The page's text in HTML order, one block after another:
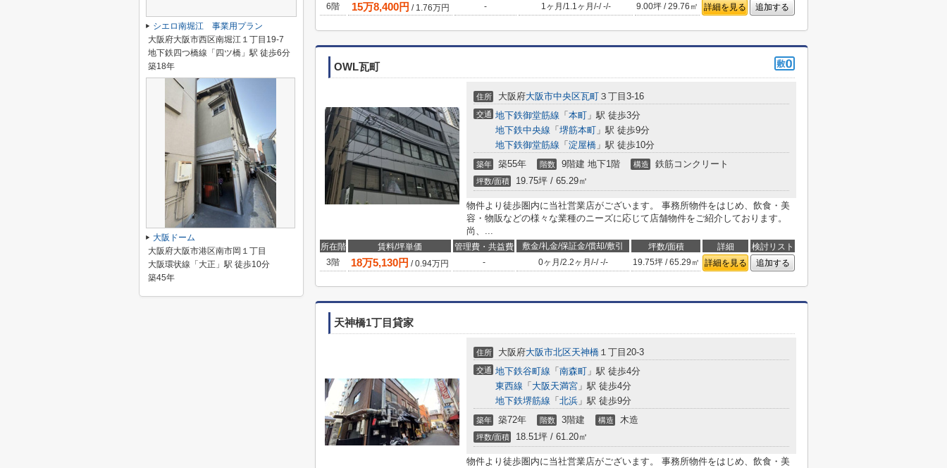
6階
15万8,400円 / 1.76万円 - 1ヶ月 /1.1ヶ月 /-/-/- 9.00坪 / 29.76㎡ 詳細を見る 追加する
OWL瓦町
住所 大阪府大阪市中央区瓦町 ３丁目3-16
交通 地下鉄御堂筋線 「 本町 」駅 徒歩3分
地下鉄中央線 「 堺筋本町 」駅 徒歩9分
地下鉄御堂筋線 「 淀屋橋 」駅 徒歩10分
築年 築55年 階数 9階建 地下1階 構造 鉄筋コンクリート
坪数/面積 19.75坪 / 65.29㎡
物件より徒歩圏内に当社営業店がございます。 事務所物件をはじめ、飲食・美
容・物販などの様々な業種のニーズに応じて店舗物件をご紹介しております。
尚、...
所在階 賃料/坪単価 管理費・共益費 敷金/礼金/保証金/償却/敷引 坪数/面積 詳細
検討リスト
3階
18万5,130円 /0.94万円 - 0ヶ月 /2.2ヶ月 /-/-/- 19.75坪 / 65.29㎡ 詳細を見る 追加する
天神橋1丁目貸家
住所 大阪府大阪市北区天神橋 １丁目20-3
交通 地下鉄谷町線 「 南森町 」駅 徒歩4分
東西線 「 大阪天満宮 」駅 徒歩4分
地下鉄堺筋線 「 北浜 」駅 徒歩9分
築年 築72年 階数 3階建 構造 木造
坪数/面積 18.51坪 / 61.20㎡
物件より徒歩圏内に当社営業店がございます。 事務所物件をはじめ、飲食・美
シエロ南堀江 事業用プラン
大阪府大阪市西区南堀江１丁目19-7
地下鉄四つ橋線「四ツ橋」駅 徒歩6分
築18年
大阪ドーム
大阪府大阪市港区南市岡１丁目
大阪環状線「大正」駅 徒歩10分
築45年